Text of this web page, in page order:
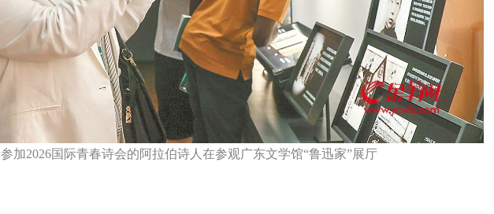
参加2026国际青春诗会的阿拉伯诗人在参观广东文学馆“鲁迅家”展厅